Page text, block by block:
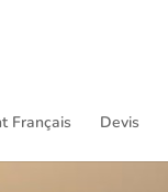
Français Devis